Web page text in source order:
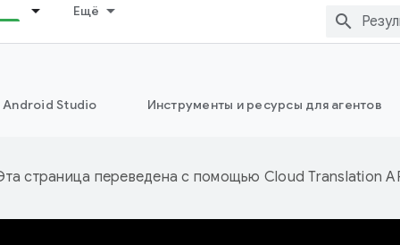
Ещё
Android Studio Инструменты и ресурсы для агентов
страница переведена с помощью Cloud Translation